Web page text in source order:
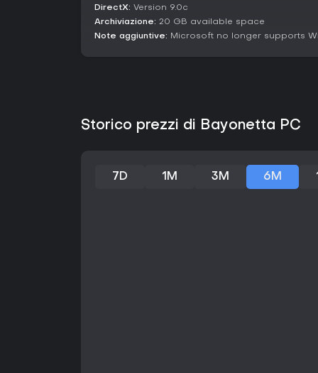
DirectX: Version 9.0c
Archiviazione: 20 GB available space
Note aggiuntive: Microsoft no longer supports
Storico prezzi di Bayonetta PC
7D 1M 3M 6M